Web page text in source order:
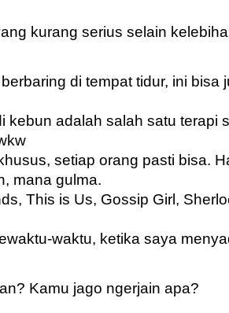
kurang serius selain
di tempat tidur, ini bisa
kebun adalah salah satu terapi
setiap orang pasti bisa.
mana gulma.
This is Us, Gossip Girl,
waktu, ketika saya
Kamu jago ngerjain apa?